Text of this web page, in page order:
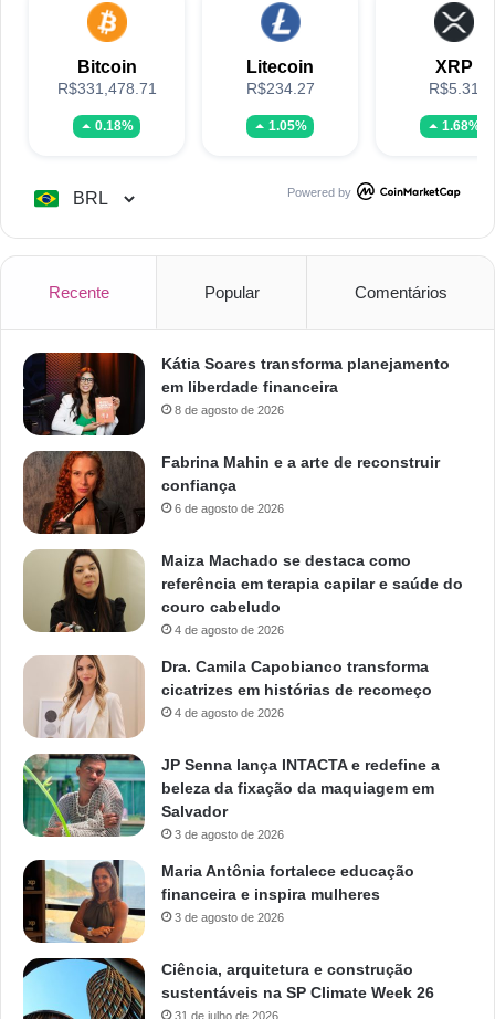
Bitcoin
R$331,478.71
0.18%
Litecoin
R$234.27
1.05%
XRP
R$5.31
1.68%
Powered by
Recente Popular Comentários
Kátia Soares transforma planejamento
em liberdade financeira
8 de agosto de 2026
Fabrina Mahin e a arte de reconstruir
confiança
6 de agosto de 2026
Maiza Machado se destaca como
referência em terapia capilar e saúde do
couro cabeludo
4 de agosto de 2026
Dra. Camila Capobianco transforma
cicatrizes em histórias de recomeço
4 de agosto de 2026
JP Senna lança INTACTA e redefine a
beleza da fixação da maquiagem em
Salvador
3 de agosto de 2026
Maria Antônia fortalece educação
financeira e inspira mulheres
3 de agosto de 2026
Ciência, arquitetura e construção
sustentáveis na SP Climate Week 26
31 de julho de 2026